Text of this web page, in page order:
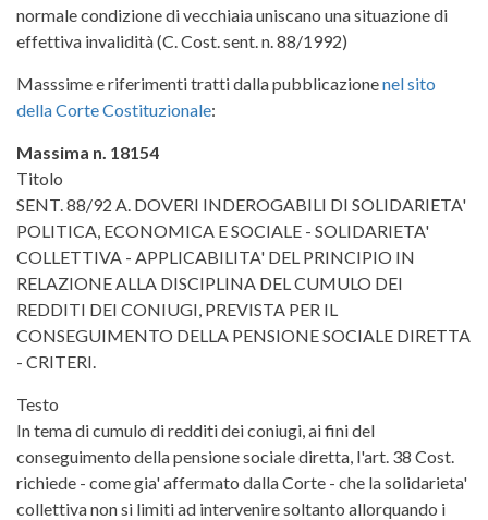
normale condizione di vecchiaia uniscano una situazione di
effettiva invalidità (C. Cost. sent. n. 88/1992)
Masssime e riferimenti tratti dalla pubblicazionenel sito
della Corte Costituzionale:
Massima n. 18154
Titolo
SENT. 88/92 A. DOVERI INDEROGABILI DI SOLIDARIETA'
POLITICA, ECONOMICA E SOCIALE - SOLIDARIETA'
COLLETTIVA - APPLICABILITA' DEL PRINCIPIO IN
RELAZIONE ALLA DISCIPLINA DEL CUMULO DEI
REDDITI DEI CONIUGI, PREVISTA PER IL
CONSEGUIMENTO DELLA PENSIONE SOCIALE DIRETTA
- CRITERI.
Testo
In tema di cumulo di redditi dei coniugi, ai fini del
conseguimento della pensione sociale diretta, l'art. 38 Cost.
richiede - come gia' affermato dalla Corte - che la solidarieta'
collettiva non si limiti ad intervenire soltanto allorquando i